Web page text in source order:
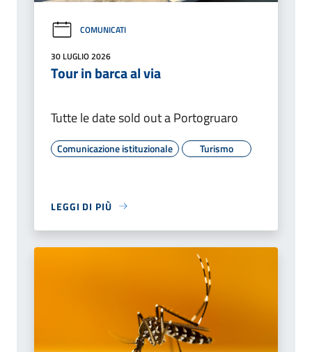
COMUNICATI
30 LUGLIO 2026
Tour in barca al via
Tutte le date sold out a Portogruaro
Comunicazione istituzionale Turismo
LEGGI DI PIÙ